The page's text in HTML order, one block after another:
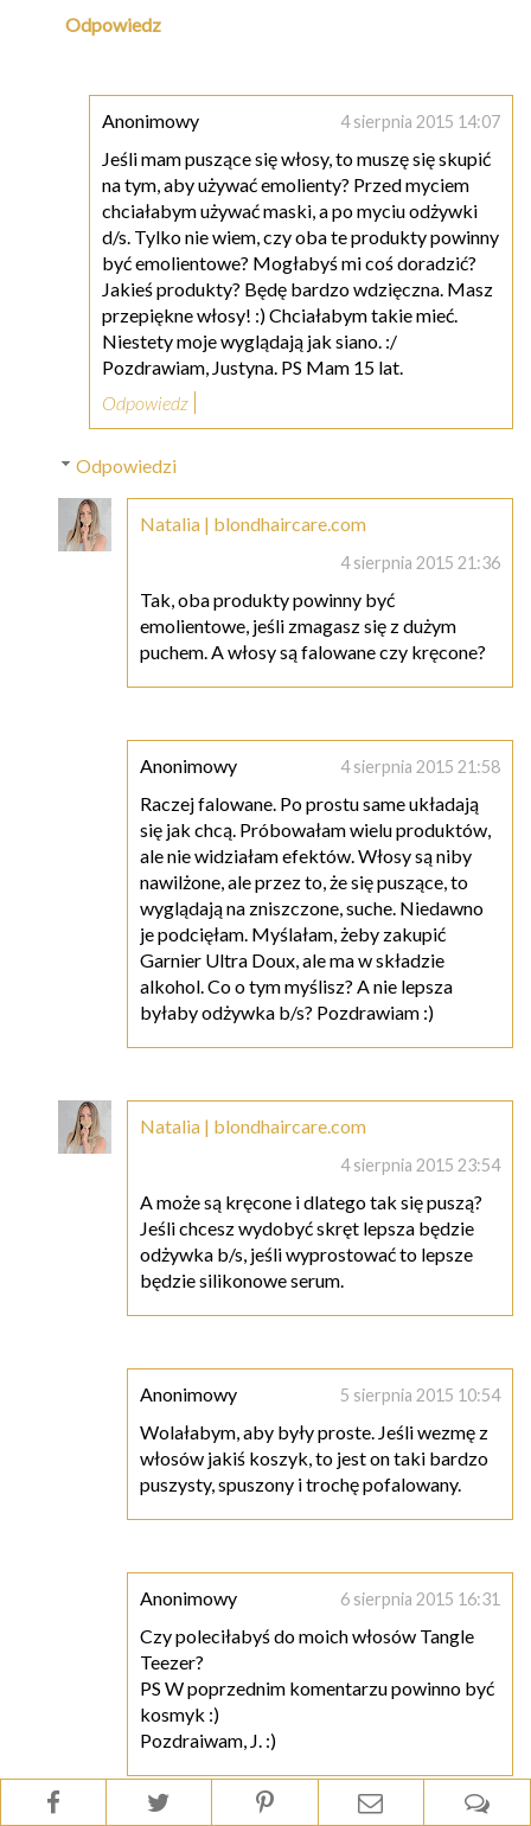
Odpowiedz
Anonimowy 4 sierpnia 2015 14:07
Jeśli mam puszące się włosy, to muszę się skupić
na tym, aby używać emolienty? Przed myciem
chciałabym używać maski, a po myciu odżywki
d/s. Tylko nie wiem, czy oba te produkty powinny
być emolientowe? Mogłabyś mi coś doradzić?
Jakieś produkty? Będę bardzo wdzięczna. Masz
przepiękne włosy! :) Chciałabym takie mieć.
Niestety moje wyglądają jak siano. :/
Pozdrawiam, Justyna. PS Mam 15 lat.
Odpowiedz
Odpowiedzi
Natalia | blondhaircare.com
4 sierpnia 2015 21:36
Tak, oba produkty powinny być
emolientowe, jeśli zmagasz się z dużym
puchem. A włosy są falowane czy kręcone?
Anonimowy 4 sierpnia 2015 21:58
Raczej falowane. Po prostu same układają
się jak chcą. Próbowałam wielu produktów,
ale nie widziałam efektów. Włosy są niby
nawilżone, ale przez to, że się puszące, to
wyglądają na zniszczone, suche. Niedawno
je podcięłam. Myślałam, żeby zakupić
Garnier Ultra Doux, ale ma w składzie
alkohol. Co o tym myślisz? A nie lepsza
byłaby odżywka b/s? Pozdrawiam :)
Natalia | blondhaircare.com
4 sierpnia 2015 23:54
A może są kręcone i dlatego tak się puszą?
Jeśli chcesz wydobyć skręt lepsza będzie
odżywka b/s, jeśli wyprostować to lepsze
będzie silikonowe serum.
Anonimowy 5 sierpnia 2015 10:54
Wolałabym, aby były proste. Jeśli wezmę z
włosów jakiś koszyk, to jest on taki bardzo
puszysty, spuszony i trochę pofalowany.
Anonimowy 6 sierpnia 2015 16:31
Czy poleciłabyś do moich włosów Tangle
Teezer?
PS W poprzednim komentarzu powinno być
kosmyk :)
Pozdraiwam, J. :)